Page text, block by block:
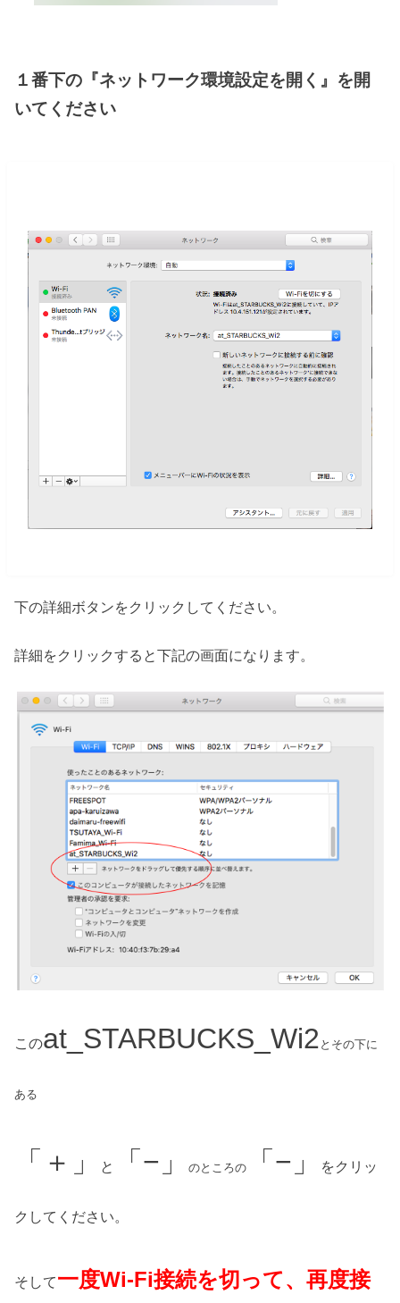
１番下の『ネットワーク環境設定を開く』を開
いてください
下の詳細ボタンをクリックしてください。
詳細をクリックすると下記の画面になります。
このat_STARBUCKS_Wi2 とその下に
ある
「＋」 と 「 −」のところの 「−」 をクリッ
クしてください。
そして一度Wi-Fi接続を切って、再度接